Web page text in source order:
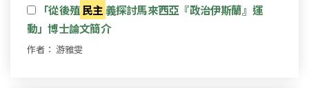
「從後殖 民主 義探討馬來西亞『政治伊斯蘭』運
動」博士論文簡介
作者： 游雅雯